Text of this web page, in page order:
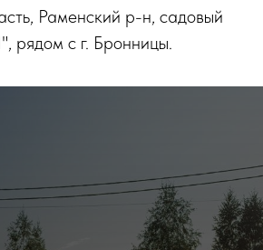
Раменский р-н, садовый
с г. Бронницы.